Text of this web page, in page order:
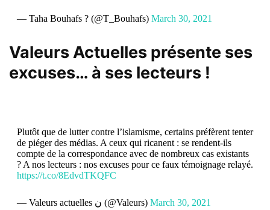
— Taha Bouhafs ? (@T_Bouhafs) March 30, 2021
Valeurs Actuelles présente ses
excuses… à ses lecteurs !
Plutôt que de lutter contre l’islamisme, certains préfèrent tenter
de piéger des médias. A ceux qui ricanent : se rendent-ils
compte de la correspondance avec de nombreux cas existants
? A nos lecteurs : nos excuses pour ce faux témoignage relayé.
https://t.co/8EdvdTKQFC
— Valeurs actuelles ن (@Valeurs) March 30, 2021